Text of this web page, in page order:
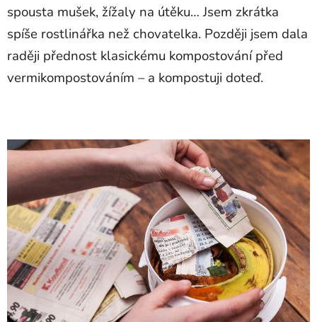
spousta mušek, žížaly na útěku… Jsem zkrátka
spíše rostlinářka než chovatelka. Později jsem dala
raději přednost klasickému kompostování před
vermikompostováním – a kompostuji doteď.